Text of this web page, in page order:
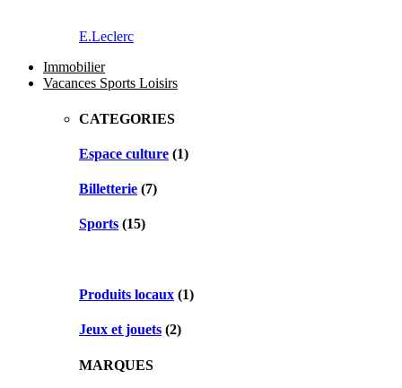
E.Leclerc
Immobilier
Vacances Sports Loisirs
CATEGORIES
Espace culture (1)
Billetterie (7)
Sports (15)
Produits locaux (1)
Jeux et jouets (2)
MARQUES